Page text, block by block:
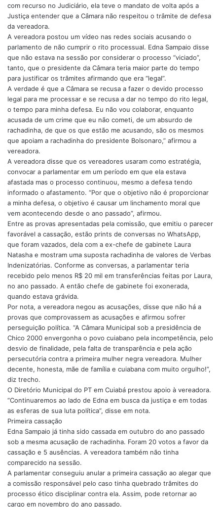
com recurso no Judiciário, ela teve o mandato de volta após a
Justiça entender que a Câmara não respeitou o trâmite de defesa
da vereadora.
A vereadora postou um vídeo nas redes sociais acusando o
parlamento de não cumprir o rito processual. Edna Sampaio disse
que não estava na sessão por considerar o processo “viciado”,
tanto, que o presidente da Câmara teria maior parte do tempo
para justificar os trâmites afirmando que era “legal”.
A verdade é que a Câmara se recusa a fazer o devido processo
legal para me processar e se recusa a dar no tempo do rito legal,
o tempo para minha defesa. Eu não vou colaborar, enquanto
acusada de um crime que eu não cometi, de um absurdo de
rachadinha, de que os que estão me acusando, são os mesmos
que apoiam a rachadinha do presidente Bolsonaro,” afirmou a
vereadora.
A vereadora disse que os vereadores usaram como estratégia,
convocar a parlamentar em um período em que ela estava
afastada mas o processo continuou, mesmo a defesa tendo
informado o afastamento. “Por que o objetivo não é proporcionar
a minha defesa, o objetivo é causar um linchamento moral que
vem acontecendo desde o ano passado”, afirmou.
Entre as provas apresentadas pela comissão, que emitiu o parecer
favorável a cassação, estão prints de conversas no WhatsApp,
que foram vazados, dela com a ex-chefe de gabinete Laura
Natasha e mostram uma suposta rachadinha de valores de Verbas
Indenizatórias. Conforme as conversas, a parlamentar teria
recebido pelo menos R$ 20 mil em transferências feitas por Laura,
no ano passado. A então chefe de gabinete foi exonerada,
quando estava grávida.
Por nota, a vereadora negou as acusações, disse que não há a
provas que comprovassem as acusações e afirmou sofrer
perseguição política. “A Câmara Municipal sob a presidência de
Chico 2000 envergonha o povo cuiabano pela incompetência, pelo
desvio de finalidade, pela falta de transparência e pela ação
persecutória contra a primeira mulher negra vereadora. Mulher
decente, honesta, mãe de família e cuiabana com muito orgulho!”,
diz trecho.
O Diretório Municipal do PT em Cuiabá prestou apoio à vereadora.
“Continuaremos ao lado de Edna em busca da justiça e em todas
as esferas de sua luta política”, disse em nota.
Primeira cassação
Edna Sampaio já tinha sido cassada em outubro do ano passado
sob a mesma acusação de rachadinha. Foram 20 votos a favor da
cassação e 5 ausências. A vereadora também não tinha
comparecido na sessão.
A parlamentar conseguiu anular a primeira cassação ao alegar que
a comissão responsável pelo caso tinha quebrado trâmites do
processo ético disciplinar contra ela. Assim, pode retornar ao
cargo em novembro do ano passado.